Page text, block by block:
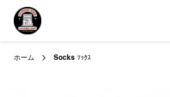
ホーム Socks ｿｯｸｽ